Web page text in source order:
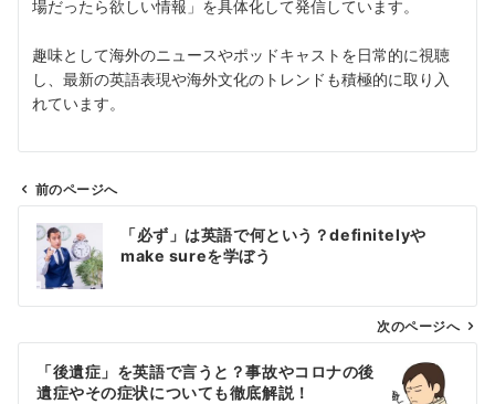
場だったら欲しい情報」を具体化して発信しています。
趣味として海外のニュースやポッドキャストを日常的に視聴
し、最新の英語表現や海外文化のトレンドも積極的に取り入
れています。
ビ
前のページへ
「必ず」は英語で何という？definitelyや
make sureを学ぼう
次のページへ
「後遺症」を英語で言うと？事故やコロナの後
遺症やその症状についても徹底解説！